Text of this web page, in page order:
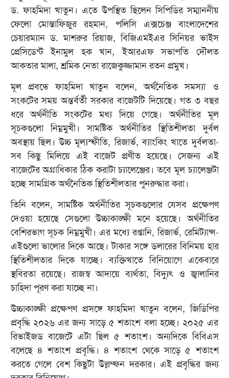
ড. ফাহমিদা খাতুন। এতে উপস্থিত ছিলেন সিপিডির সম্মাননীয়
ফেলো মোস্তাফিজুর রহমান, পলিসি এক্সচেঞ্জ বাংলাদেশের
চেয়ারম্যান ড. মাশরুর রিয়াজ, বিজিএমইএর সিনিয়র ভাইস
প্রেসিডেন্ট ইনামুল হক খান, ইআরএফ সভাপতি দৌলত
আকতার মালা, শ্রমিক নেতা রাজেকুজ্জামান রতন প্রমুখ।
মূল প্রবন্ধে ফাহমিদা খাতুন বলেন, অর্থনৈতিক সমস্যা ও
সংকটের সময় অন্তর্বর্তী সরকার বাজেটটি দিয়েছে। গত ৩ বছর
ধরে অর্থনীতি সংকটের মধ্য দিয়ে গেছে। অর্থনীতির মূল
সূচকগুলো নিম্নমুখী। সামষ্টিক অর্থনীতির স্থিতিশীলতা দুর্বল
অবস্থায় ছিল। উচ্চ মূল্যস্ফীতি, রিজার্ভ, ব্যাংকিং খাতে দুর্বলতা-
সব কিছু মিলিয়ে এই বাজেট প্রণীত হয়েছে। সেজন্য এই
বাজেটের অগ্রাধিকার ঠিক করাটা চ্যালেঞ্জের। তবে মূল চ্যালেঞ্জটা
হচ্ছে সামগ্রিক অর্থনৈতিক স্থিতিশীলতার পুনরুদ্ধার করা।
তিনি বলেন, সামষ্টিক অর্থনীতির সূচকগুলোর যেসব প্রক্ষেপণ
দেওয়া হয়েছে সেগুলো উচ্চাকাঙ্ক্ষী মনে হয়েছে। অর্থনীতির
বেশিরভাগ সূচক নিম্নমুখী। এর মধ্যে রপ্তানি, রিজার্ভ, রেমিট্যান্স-
এইগুলো ভালোর দিকে আছে। টাকার সঙ্গে ডলারের বিনিময় হার
স্থিতিশীলতার দিকে যাচ্ছে। ব্যক্তিখাতে বিনিয়োগে একেবারে
স্থবিরতা রয়েছে। রাজস্ব আদায়ে ব্যর্থতা, বিদ্যুৎ ও জ্বালানির
চাহিদা পূরণ করা যাচ্ছে না।
উচ্চাকাঙ্ক্ষী প্রক্ষেপণ প্রসঙ্গে ফাহমিদা খাতুন বলেন, জিডিপির
প্রবৃদ্ধি ২০২৬ এর জন্য সাড়ে ৫ শতাংশ বলা হচ্ছে। ২০২৫ এর
রিভাইজড বাজেটে এটা ছিল ৫ শতাংশ। অন্যদিকে বিবিএস
বলেছে ৪ শতাংশ প্রবৃদ্ধি। ৪ শতাংশ থেকে সাড়ে ৫ শতাংশ
করতে গেলে বেশ কিছুটা উল্লম্ফন দরকার। এই প্রবৃদ্ধির জন্য